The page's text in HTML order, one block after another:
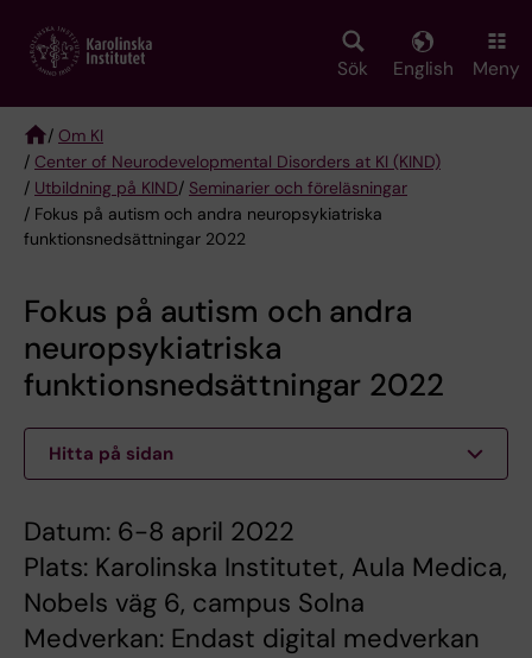
main
Sök English Meny
Breadcrumb
/ Om KI
/ Center of Neurodevelopmental Disorders at KI (KIND)
/ Utbildning på KIND/ Seminarier och föreläsningar
/ Fokus på autism och andra neuropsykiatriska
funktionsnedsättningar 2022
Fokus på autism och andra
neuropsykiatriska
funktionsnedsättningar 2022
Hitta på sidan
Datum: 6-8 april 2022
Plats: Karolinska Institutet, Aula Medica,
Nobels väg 6, campus Solna
Medverkan: Endast digital medverkan